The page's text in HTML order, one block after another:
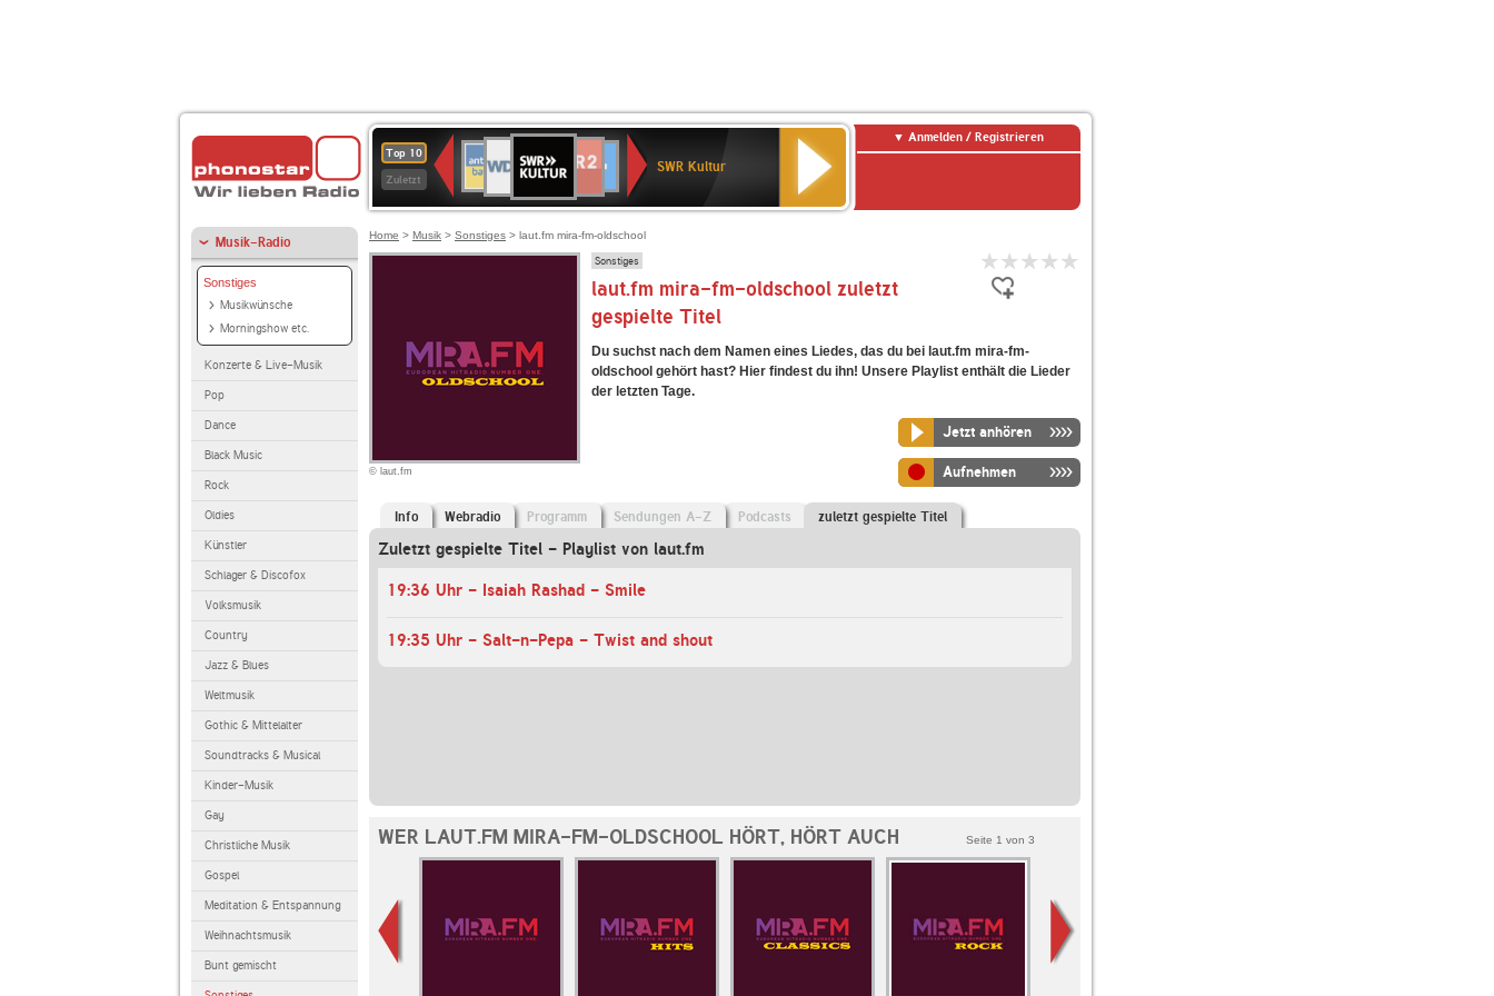
Top 10
Zuletzt
Deutschlandfunk
80er
90er
OLDIE
ANTENNE
SWR3
WDR
4
BR-
KLASSIK
Deutschlandfunk
Kultur
ANTENNE
BAYERN
2
Kultur2
SWR Kultur
Anmelden / Registrieren
Musik-Radio
Sonstiges
Musikwünsche
Morningshow etc.
Konzerte & Live-Musik
Pop
Dance
Black Music
Rock
Oldies
Künstler
Schlager & Discofox
Volksmusik
Country
Jazz & Blues
Weltmusik
Gothic & Mittelalter
Soundtracks & Musical
Kinder-Musik
Gay
Christliche Musik
Gospel
Meditation & Entspannung
Weihnachtsmusik
Bunt gemischt
Home > Musik > Sonstiges > laut.fm mira-fm-oldschool
© laut.fm
Sonstiges
laut.fm mira-fm-oldschool zuletzt
gespielte Titel
Du suchst nach dem Namen eines Liedes, das du bei laut.fm mira-fm-
oldschool gehört hast? Hier findest du ihn! Unsere Playlist enthält die Lieder
der letzten Tage.
Jetzt anhören
Aufnehmen
Info Webradio Programm Sendungen A-Z Podcasts zuletzt gespielte Titel
Zuletzt gespielte Titel - Playlist von laut.fm
19:36 Uhr - Isaiah Rashad - Smile
19:35 Uhr - Salt-n-Pepa - Twist and shout
WER LAUT.FM MIRA-FM-OLDSCHOOL HÖRT, HÖRT AUCH Seite 1 von 3